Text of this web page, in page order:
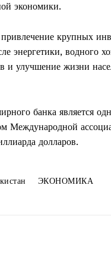
экономики.
крупных
энергетики, водного
и улучшение жизни
банка является
Международной
долларов.
ЭКОНОМИКА